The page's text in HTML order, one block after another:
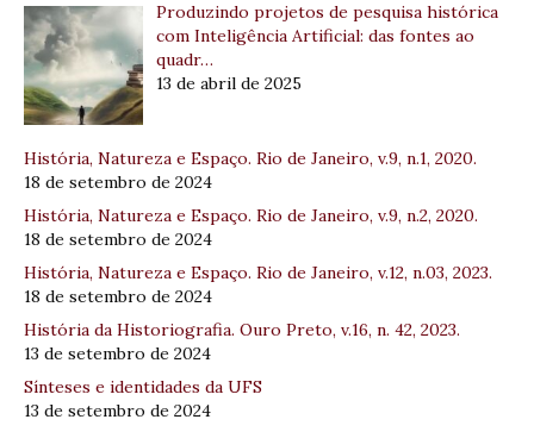
Produzindo projetos de pesquisa histórica
com Inteligência Artificial: das fontes ao
quadr…
13 de abril de 2025
História, Natureza e Espaço. Rio de Janeiro, v.9, n.1, 2020.
18 de setembro de 2024
História, Natureza e Espaço. Rio de Janeiro, v.9, n.2, 2020.
18 de setembro de 2024
História, Natureza e Espaço. Rio de Janeiro, v.12, n.03, 2023.
18 de setembro de 2024
História da Historiografia. Ouro Preto, v.16, n. 42, 2023.
13 de setembro de 2024
Sínteses e identidades da UFS
13 de setembro de 2024